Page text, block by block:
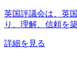
英国評議会は、英
り、理解、信頼を
詳細を見る